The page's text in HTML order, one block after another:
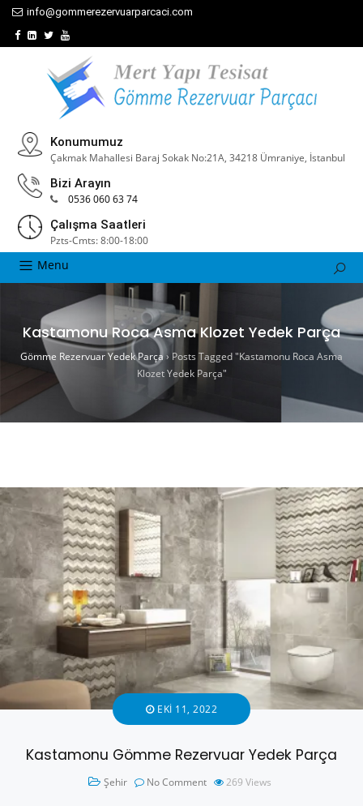
info@gommerezervuarparcaci.com
Konumumuz
Çakmak Mahallesi Baraj Sokak No:21A, 34218 Ümraniye, İstanbul
Bizi Arayın
0536 060 63 74
Çalışma Saatleri
Pzts-Cmts: 8:00-18:00
Menu
Kastamonu Roca Asma Klozet Yedek Parça
Gömme Rezervuar Yedek Parça› Posts Tagged "Kastamonu Roca Asma
Klozet Yedek Parça"
EKI 11, 2022
Kastamonu Gömme Rezervuar Yedek Parça
Şehir No Comment 269 Views